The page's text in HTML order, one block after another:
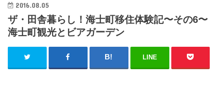
2016.08.05
ザ・田舎暮らし！海士町移住体験記〜その6〜
海士町観光とビアガーデン
LINE